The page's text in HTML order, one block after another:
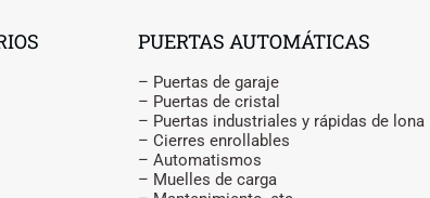
PUERTAS AUTOMÁTICAS
– Puertas de garaje
– Puertas de cristal
– Puertas industriales y rápidas de lona
– Cierres enrollables
– Automatismos
– Muelles de carga